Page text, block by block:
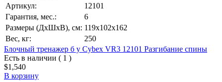
Артикул:
12101
Гарантия, мес.:
6
Размеры (ДхШхВ), см: 119х102х162
Вес, кг:
250
Блочный тренажер б у Cybex VR3 12101 Разгибание спины
Есть в наличии ( 1 )
$1,540
В корзину